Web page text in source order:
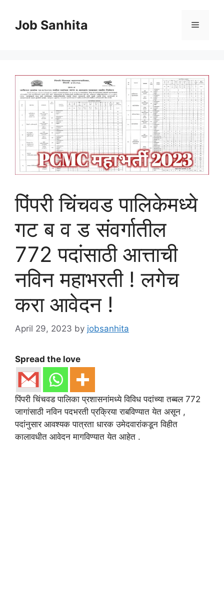
contentJob Sanhita Menu
पिंपरी चिंचवड पालिकेमध्ये
गट ब व ड संवर्गातील
772 पदांसाठी आत्ताची
नविन महाभरती ! लगेच
करा आवेदन !
April 29, 2023 by jobsanhita
Spread the love
पिंपरी चिंचवड पालिका प्रशासनांमध्ये विविध पदांच्या तब्बल 772
जागांसाठी नविन पदभरती प्रक्रिया राबविण्यात येत असून ,
पदांनुसार आवश्यक पात्रता धारक उमेदवारांकडून विहीत
कालावधीत आवेदन मागविण्यात येत आहेत .